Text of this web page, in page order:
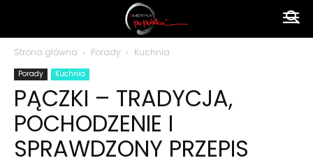
polsku
Strona główna Porady Kuchnia
Porady Kuchnia
PĄCZKI – TRADYCJA,
POCHODZENIE I
SPRAWDZONY PRZEPIS